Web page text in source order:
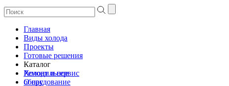
Главная
Виды холода
Проекты
Готовые решения
Каталог
Холодильное
оборудование
Ремонт и сервис
О нас